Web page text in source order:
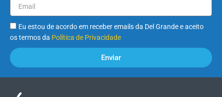
Eu estou de acordo em receber emails da Del Grande e aceito
os termos da Política de Privacidade
Enviar